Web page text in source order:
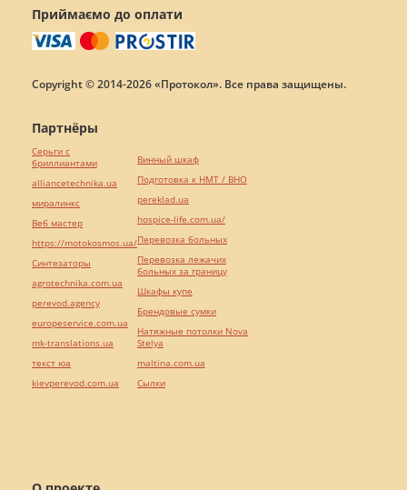
Приймаємо до оплати
Copyright © 2014-2026 «Протокол». Все права защищены.
Партнёры
Серьги с
бриллиантами
alliancetechnika.ua
миралинкс
Веб мастер
https://motokosmos.ua/
Синтезаторы
agrotechnika.com.ua
perevod.agency
europeservice.com.ua
mk-translations.ua
текст юа
kievperevod.com.ua
Винный шкаф
Подготовка к НМТ / ВНО
pereklad.ua
hospice-life.com.ua/
Перевозка больных
Перевозка лежачих
больных за границу
Шкафы купе
Брендовые сумки
Натяжные потолки Nova
Stelya
maltina.com.ua
Cылки